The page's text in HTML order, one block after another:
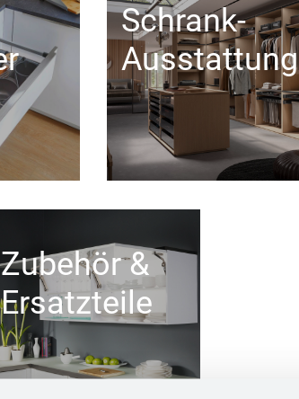
Schrank-
Ausstattung
Zubehör &
Ersatzteile